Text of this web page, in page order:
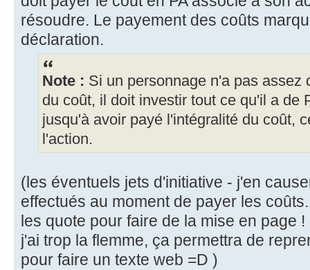
résoudre. Le payement des coûts
déclaration.
Note : Si un personnage n'a pas assez
du coût, il doit investir tout ce qu'il a de
jusqu'à avoir payé l'intégralité du coût,
l'action.
(les éventuels jets d'initiative - j'en
effectués au moment de payer les
les quote pour faire de la mise en page
j'ai trop la flemme, ça permettra de
pour faire un texte web =D )